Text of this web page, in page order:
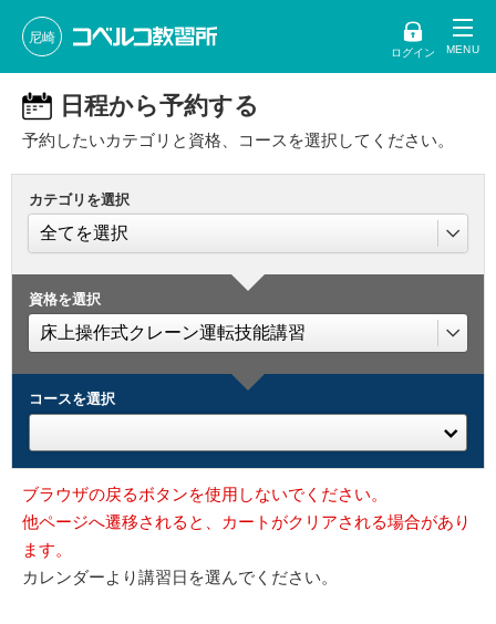
尼崎
ログイン
日程から予約する
予約したいカテゴリと資格、コースを選択してください。
カテゴリを選択
資格を選択
コースを選択
ブラウザの戻るボタンを使用しないでください。
他ページへ遷移されると、カートがクリアされる場合があり
ます。
カレンダーより講習日を選んでください。